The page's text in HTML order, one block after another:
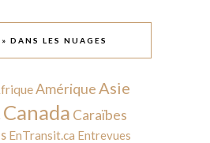
DANS LES NUAGES
Amérique Asie
Canada Caraïbes
EnTransit.ca Entrevues